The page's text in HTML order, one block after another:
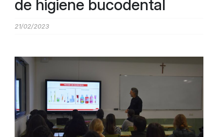
de higiene bucodental
21/02/2023